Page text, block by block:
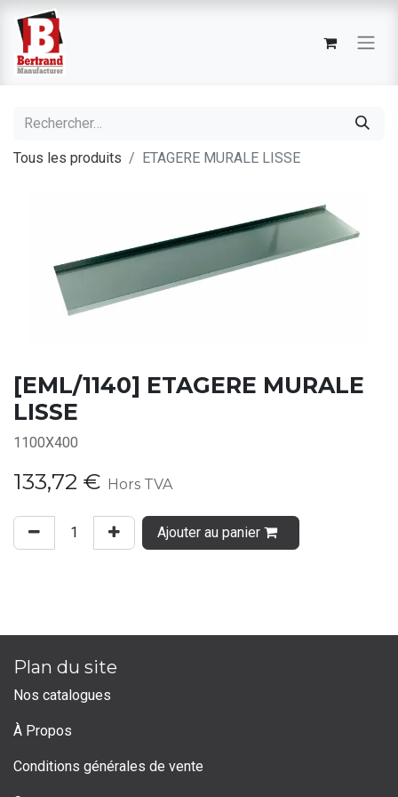
Tous les produits ETAGERE MURALE LISSE
[EML/1140] ETAGERE MURALE
LISSE
1100X400
133,72 € Hors TVA
Ajouter au panier
Plan du site
Nos catalogues
À Propos
Conditions générales de vente